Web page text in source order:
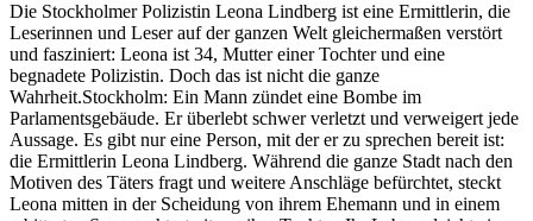
Die Stockholmer Polizistin Leona Lindberg ist eine Ermittlerin, die
Leserinnen und Leser auf der ganzen Welt gleichermaßen verstört
und fasziniert: Leona ist 34, Mutter einer Tochter und eine
begnadete Polizistin. Doch das ist nicht die ganze
Wahrheit.Stockholm: Ein Mann zündet eine Bombe im
Parlamentsgebäude. Er überlebt schwer verletzt und verweigert jede
Aussage. Es gibt nur eine Person, mit der er zu sprechen bereit ist:
die Ermittlerin Leona Lindberg. Während die ganze Stadt nach den
Motiven des Täters fragt und weitere Anschläge befürchtet, steckt
Leona mitten in der Scheidung von ihrem Ehemann und in einem